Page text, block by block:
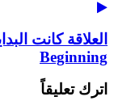
Beginning
اترك تعليقاً